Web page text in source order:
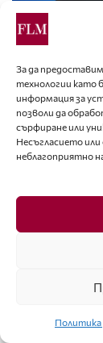
За да
технологии като
информация за
позволи да
сърфиране или
Несъгласието
неблагоприятно
Политика
УСПЕХ
Голямо
приноса